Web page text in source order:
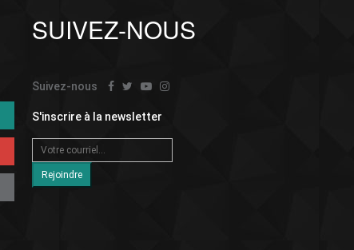
SUIVEZ-NOUS
Suivez-nous
S'inscrire à la newsletter